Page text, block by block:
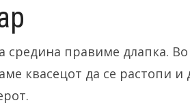
средина правиме длапка. Во
квасецот да се растопи и